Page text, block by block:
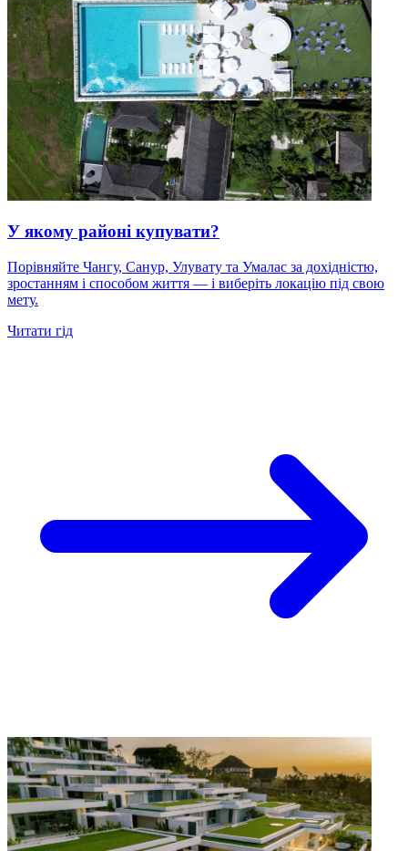
У якому районі купувати?
Порівняйте Чангу, Санур, Улувату та Умалас за дохідністю,
зростанням і способом життя — і виберіть локацію під свою
мету.
Читати гід